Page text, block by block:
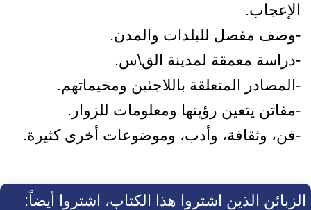
الإعجاب.
-وصف مفصل للبلدات والمدن.
-دراسة معمقة لمدينة الق\س.
-المصادر المتعلقة باللاجئين ومخيماتهم.
-مفاتن يتعين رؤيتها ومعلومات للزوار.
-فن، وثقافة، وأدب، وموضوعات أخرى كثيرة.
الزبائن الذين اشتروا هذا الكتاب، اشتروا أيضاً: